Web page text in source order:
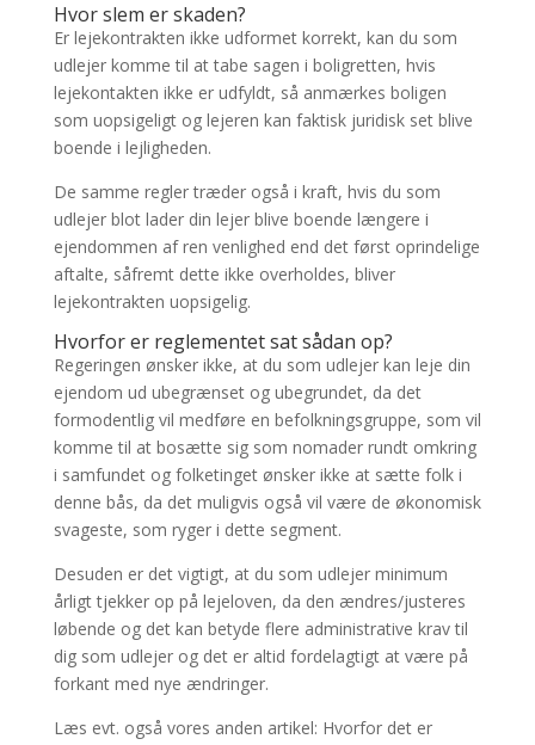
Hvor slem er skaden?
Er lejekontrakten ikke udformet korrekt, kan du som
udlejer komme til at tabe sagen i boligretten, hvis
lejekontakten ikke er udfyldt, så anmærkes boligen
som uopsigeligt og lejeren kan faktisk juridisk set blive
boende i lejligheden.
De samme regler træder også i kraft, hvis du som
udlejer blot lader din lejer blive boende længere i
ejendommen af ren venlighed end det først oprindelige
aftalte, såfremt dette ikke overholdes, bliver
lejekontrakten uopsigelig.
Hvorfor er reglementet sat sådan op?
Regeringen ønsker ikke, at du som udlejer kan leje din
ejendom ud ubegrænset og ubegrundet, da det
formodentlig vil medføre en befolkningsgruppe, som vil
komme til at bosætte sig som nomader rundt omkring
i samfundet og folketinget ønsker ikke at sætte folk i
denne bås, da det muligvis også vil være de økonomisk
svageste, som ryger i dette segment.
Desuden er det vigtigt, at du som udlejer minimum
årligt tjekker op på lejeloven, da den ændres/justeres
løbende og det kan betyde flere administrative krav til
dig som udlejer og det er altid fordelagtigt at være på
forkant med nye ændringer.
Læs evt. også vores anden artikel: Hvorfor det er